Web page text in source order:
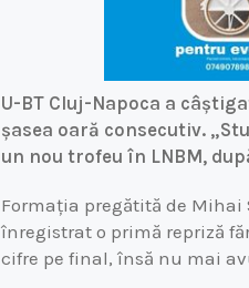
U-BT Cluj-Napoca a
șasea oară consecutiv.
un nou trofeu în LNBM,
Formația pregătită de
înregistrat o primă repriză
cifre pe final, însă nu mai